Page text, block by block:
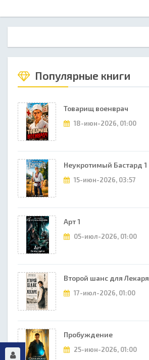
Популярные книги
Товарищ военврач
18-июн-2026, 01:00
Неукротимый Бастард 1
15-июн-2026, 03:57
Арт 1
05-июл-2026, 01:00
Второй шанс для Лекаря
17-июл-2026, 01:00
Пробуждение
25-июн-2026, 01:00